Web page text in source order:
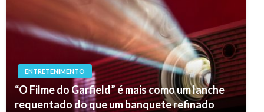
ENTRETENIMENTO
“O Filme do Garfield” é mais como um lanche
requentado do que um banquete refinado